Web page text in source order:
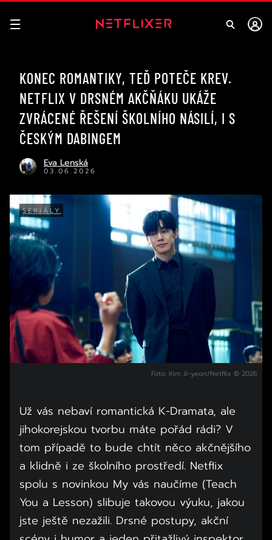
KONEC ROMANTIKY, TEĎ POTEČE KREV.
NETFLIX V DRSNÉM AKČŇÁKU UKÁŽE
ZVRÁCENÉ ŘEŠENÍ ŠKOLNÍHO NÁSILÍ, I S
ČESKÝM DABINGEM
Eva Lenská
03.06.2026
SERIÁLY
Foto: Kim Ji-yeon/Netflix © 2026
Už vás nebaví romantická K-Dramata, ale
jihokorejskou tvorbu máte pořád rádi? V
tom případě to bude chtít něco akčnějšího
a klidně i ze školního prostředí. Netflix
spolu s novinkou My vás naučíme (Teach
You a Lesson) slibuje takovou výuku, jakou
jste ještě nezažili. Drsné postupy, akční